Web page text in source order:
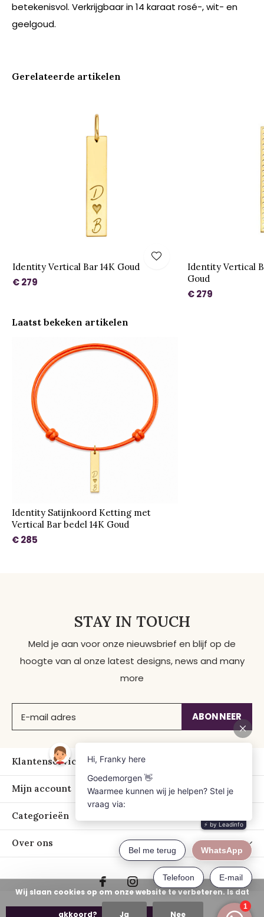
betekenisvol. Verkrijgbaar in 14 karaat rosé-, wit- en
geelgoud.
Gerelateerde artikelen
Identity Vertical Bar 14K Goud
€ 279
Identity Vertical
Goud
€ 279
Laatst bekeken artikelen
Identity Satijnkoord Ketting met
Vertical Bar bedel 14K Goud
€ 285
STAY IN TOUCH
Meld je aan voor onze nieuwsbrief en blijf op de
hoogte van al onze latest designs, news and many
more
ABONNEER
Klantenservice
Mijn account
Categorieën
Over ons
Wij slaan cookies op om onze website te verbeteren. Is dat
akkoord? Ja Nee